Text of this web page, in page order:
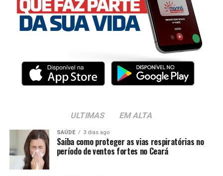
ULTIMAS EM ALTA
SAÚDE 3 dias ago
Saiba como proteger as vias respiratórias no
período de ventos fortes no Ceará